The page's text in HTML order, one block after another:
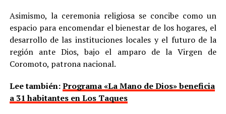
Asimismo, la ceremonia religiosa se concibe como un
espacio para encomendar el bienestar de los hogares, el
desarrollo de las instituciones locales y el futuro de la
región ante Dios, bajo el amparo de la Virgen de
Coromoto, patrona nacional.
Lee también:Programa «La Mano de Dios» beneficia
a 31 habitantes en Los Taques